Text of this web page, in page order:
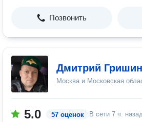
Позвонить
Дмитрий Гришин
Москва и Московская
5.0 57 оценок В сети 7 ч.